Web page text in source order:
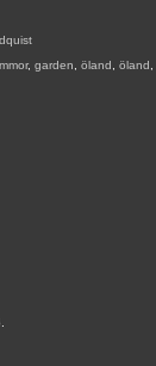
, garden öland öland